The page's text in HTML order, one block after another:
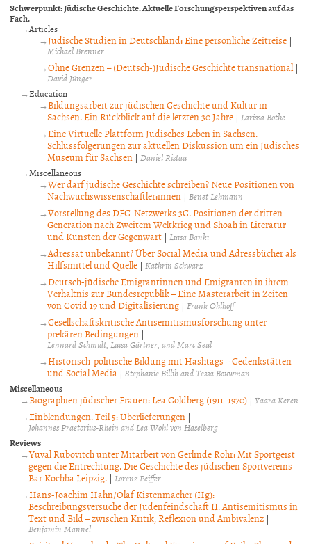
Schwerpunkt: Jüdische Geschichte. Aktuelle Forschungsperspektiven auf das
Fach.
Articles
Jüdische Studien in Deutschland: Eine persönliche Zeitreise |
Michael Brenner
Ohne Grenzen – (Deutsch-)Jüdische Geschichte transnational|
David Jünger
Education
Bildungsarbeit zur jüdischen Geschichte und Kultur in
Sachsen. Ein Rückblick auf die letzten 30 Jahre | Larissa Bothe
Eine Virtuelle Plattform Jüdisches Leben in Sachsen.
Schlussfolgerungen zur aktuellen Diskussion um ein Jüdisches
Museum für Sachsen | Daniel Ristau
Miscellaneous
Wer darf jüdische Geschichte schreiben? Neue Positionen von
Nachwuchswissenschaftler:innen | Benet Lehmann
Vorstellung des DFG-Netzwerks 3G. Positionen der dritten
Generation nach Zweitem Weltkrieg und Shoah in Literatur
und Künsten der Gegenwart | Luisa Banki
Adressat unbekannt? Über Social Media und Adressbücher als
Hilfsmittel und Quelle | Kathrin Schwarz
Deutsch-jüdische Emigrantinnen und Emigranten in ihrem
Verhältnis zur Bundesrepublik – Eine Masterarbeit in Zeiten
von Covid 19 und Digitalisierung | Frank Ohlhoff
Gesellschaftskritische Antisemitismusforschung unter
prekären Bedingungen |
Lennard Schmidt, Luisa Gärtner, and Marc Seul
Historisch-politische Bildung mit Hashtags – Gedenkstätten
und Social Media | Stephanie Billib and Tessa Bouwman
Miscellaneous
Biographien jüdischer Frauen: Lea Goldberg (1911–1970) |Yaara Keren
Einblendungen. Teil 5: Überlieferungen |
Johannes Praetorius-Rhein and Lea Wohl von Haselberg
Reviews
Yuval Rubovitch unter Mitarbeit von Gerlinde Rohr: Mit Sportgeist
gegen die Entrechtung. Die Geschichte des jüdischen Sportvereins
Bar Kochba Leipzig. | Lorenz Peiffer
Hans-Joachim Hahn/Olaf Kistenmacher (Hg):
Beschreibungsversuche der Judenfeindschaft II. Antisemitismus in
Text und Bild – zwischen Kritik, Reflexion und Ambivalenz |
Benjamin Männel